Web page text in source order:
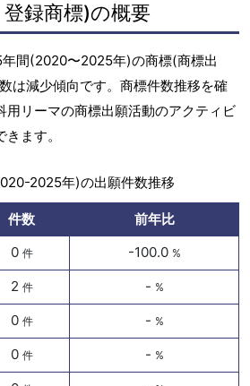
録商標)の概要
間(2020〜2025年)の商標(商標出
は減少傾向です。商標件数推移を確
用リーマの商標出願活動のアクティビ
ます。
2025年)の出願件数推移
件数
前年比
0 件 -100.0 %
2 件 - %
0 件 - %
0 件 - %